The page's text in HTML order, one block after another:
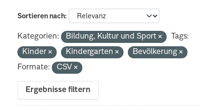
Sortieren nach
Kategorien: Bildung, Kultur und Sport
Tags:
Kinder
Kindergarten
Bevölkerung
Formate:
CSV
Ergebnisse filtern